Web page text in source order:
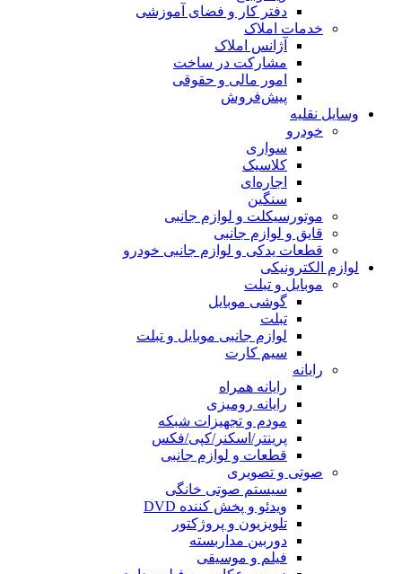
دفتر کار و فضای آموزشی
خدمات املاک
آژانس املاک
مشارکت در ساخت
امور مالی و حقوقی
پیش‌فروش
وسایل نقلیه
خودرو
سواری
کلاسیک
اجاره‌ای
سنگین
موتورسیکلت و لوازم جانبی
قایق و لوازم جانبی
قطعات یدکی و لوازم جانبی خودرو
لوازم الکترونیکی
موبایل و تبلت
گوشی موبایل
تبلت
لوازم جانبی موبایل و تبلت
سیم کارت
رایانه
رایانه همراه
رایانه رومیزی
مودم و تجهیزات شبکه
پرینتر/اسکنر/کپی/فکس
قطعات و لوازم جانبی
صوتی و تصویری
سیستم صوتی خانگی
ویدئو و پخش کننده DVD
تلویزیون و پروژکتور
دوربین مداربسته
فیلم و موسیقی